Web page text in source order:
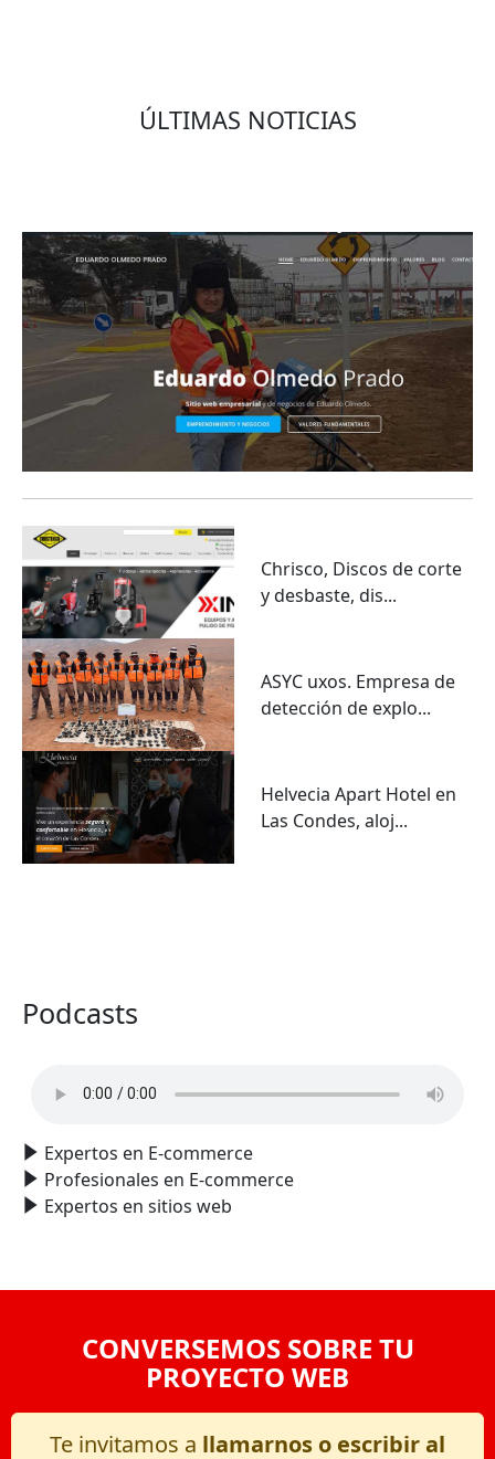
ÚLTIMAS NOTICIAS
Chrisco, Discos de corte
y desbaste, dis...
ASYC uxos. Empresa de
detección de explo...
Helvecia Apart Hotel en
Las Condes, aloj...
Podcasts
Expertos en E-commerce
Profesionales en E-commerce
Expertos en sitios web
CONVERSEMOS SOBRE TU
PROYECTO WEB
Te invitamos a llamarnos o escribir al